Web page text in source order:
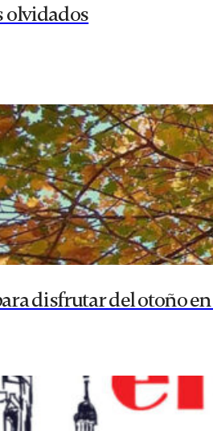
olvidados
disfrutar del otoño